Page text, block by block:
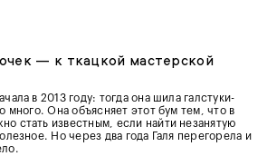
— к ткацкой мастерской
в 2013 году: тогда она шила галстуки-
много. Она объясняет этот бум тем, что в
стать известным, если найти незанятую
Но через два года Галя перегорела и